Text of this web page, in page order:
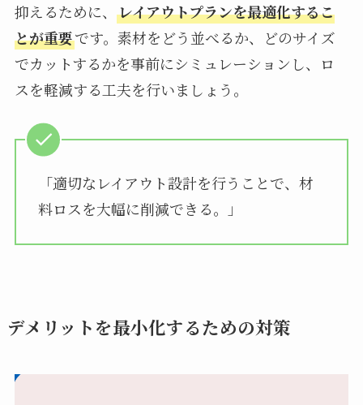
抑えるために、 レイアウトプランを最適化するこ
とが重要です。素材をどう並べるか、どのサイズ
でカットするかを事前にシミュレーションし、ロ
スを軽減する工夫を行いましょう。
「適切なレイアウト設計を行うことで、材
料ロスを大幅に削減できる。」
デメリットを最小化するための対策